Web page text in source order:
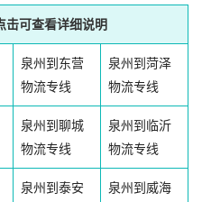
击可查看详细说明
泉州到东营
物流专线
泉州到菏泽
物流专线
泉州到聊城
物流专线
泉州到临沂
物流专线
泉州到泰安
泉州到威海